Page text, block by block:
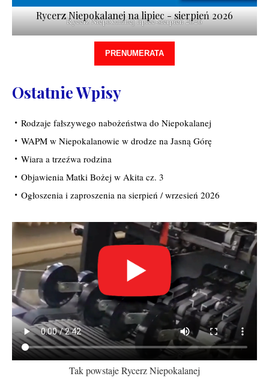
Rycerz Niepokalanej lipiec-sierpień 2026
Rycerz Niepokalanej na lipiec - sierpień 2026
PRENUMERATA
Ostatnie Wpisy
Rodzaje fałszywego nabożeństwa do Niepokalanej
WAPM w Niepokalanowie w drodze na Jasną Górę
Wiara a trzeźwa rodzina
Objawienia Matki Bożej w Akita cz. 3
Ogłoszenia i zaproszenia na sierpień / wrzesień 2026
Tak powstaje Rycerz Niepokalanej